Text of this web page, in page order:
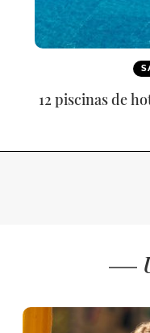
12 piscinas de